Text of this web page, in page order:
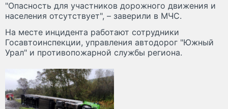
"Опасность для участников дорожного движения и
населения отсутствует", – заверили в МЧС.
На месте инцидента работают сотрудники
Госавтоинспекции, управления автодорог "Южный
Урал" и противопожарной службы региона.